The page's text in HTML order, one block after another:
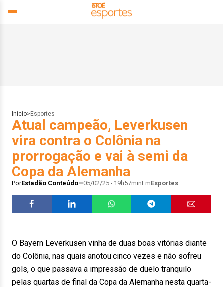
Início> Esportes
Atual campeão, Leverkusen
vira contra o Colônia na
prorrogação e vai à semi da
Copa da Alemanha
PorEstadão Conteúdo 05/02/25 - 19h57minEmEsportes
O Bayern Leverkusen vinha de duas boas vitórias diante
do Colônia, nas quais anotou cinco vezes e não sofreu
gols, o que passava a impressão de duelo tranquilo
pelas quartas de final da Copa da Alemanha nesta quarta-